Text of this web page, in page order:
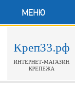
МЕНЮ
Креп33.рф
ИНТЕРНЕТ-МАГАЗИН
КРЕПЕЖА